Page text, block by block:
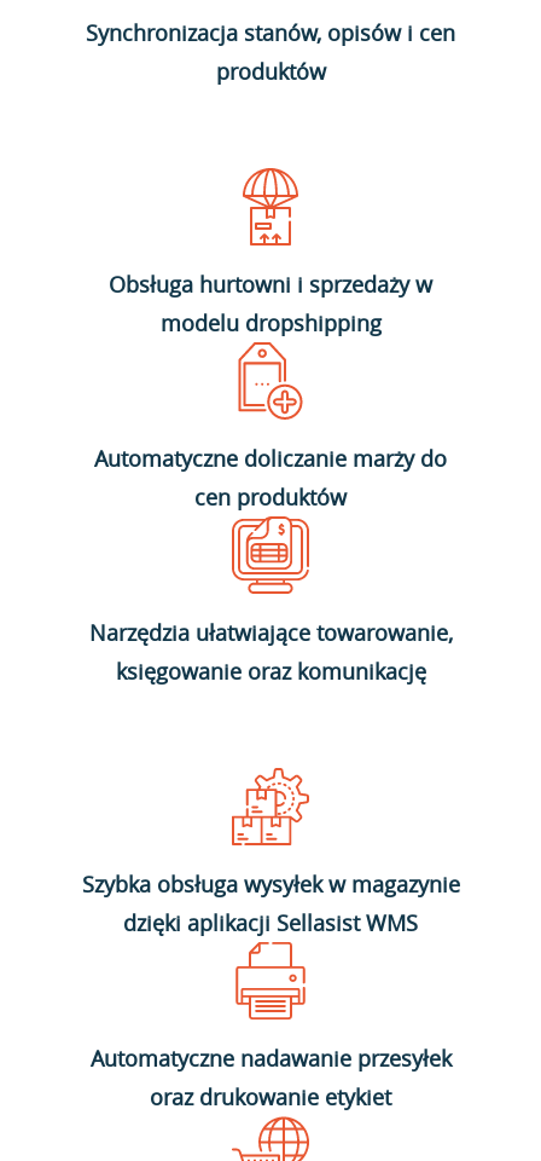
Synchronizacja stanów, opisów i cen
produktów
Obsługa hurtowni i sprzedaży w
modelu dropshipping
Automatyczne doliczanie marży do
cen produktów
Narzędzia ułatwiające towarowanie,
księgowanie oraz komunikację
Szybka obsługa wysyłek w magazynie
dzięki aplikacji Sellasist WMS
Automatyczne nadawanie przesyłek
oraz drukowanie etykiet